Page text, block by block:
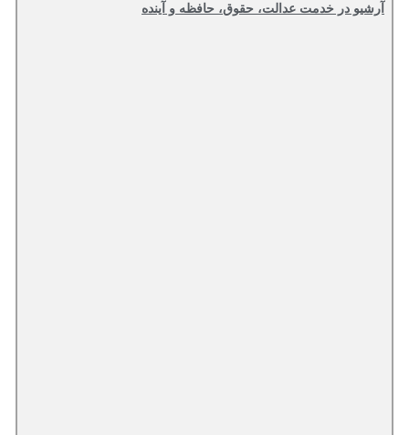
آرشیو در خدمت عدالت، حقوق، حافظه و آینده‌